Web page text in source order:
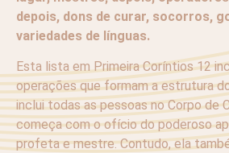
depois, dons de curar, socorros,
variedades de línguas.
Esta lista em Primeira Coríntios 12
operações que formam a estrutura
inclui todas as pessoas no Corpo de
começa com o ofício do poderoso
profeta e mestre. Contudo, ela